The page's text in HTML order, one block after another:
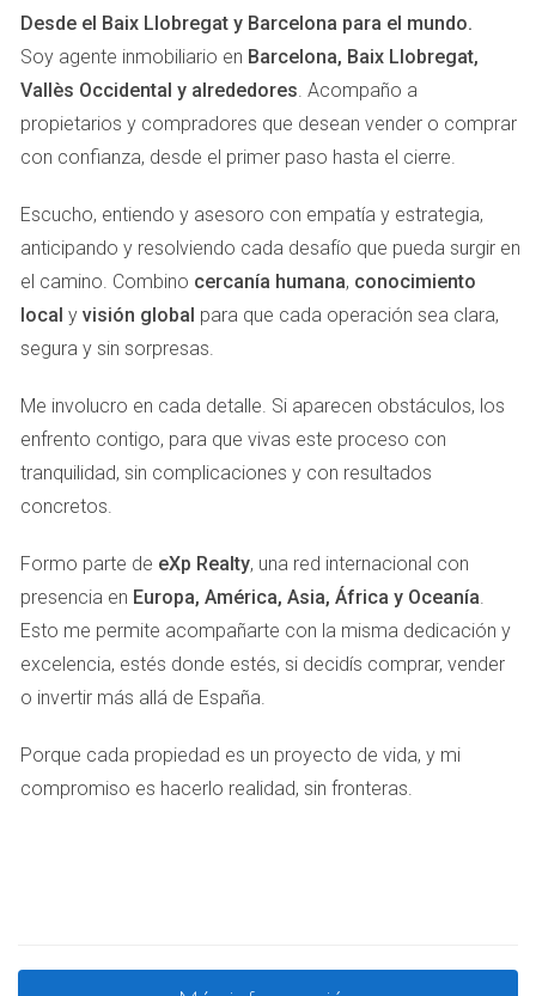
Occidental y el Bajo Llobregat de Barcelona involucra
múltiples factores, desde la ubicación y el estado del
inmueble hasta las condiciones del mercado. Comprender
cómo se valora tu hogar es esencial para tomar
decisiones informadas en el mundo inmobiliario. Si estás
conocer su valor actual, considera estos aspectos y
consulta con un profesional del sector.
Desde el Baix Llobregat y Barcelona para el mundo.
Soy agente inmobiliario en Barcelona, Baix Llobregat,
Vallès Occidental y alrededores. Acompaño a
propietarios y compradores que desean vender o comprar
con confianza, desde el primer paso hasta el cierre.
Escucho, entiendo y asesoro con empatía y estrategia,
anticipando y resolviendo cada desafío que pueda surgir en
el camino. Combino cercanía humana, conocimiento
local y visión global para que cada operación sea clara,
segura y sin sorpresas.
Me involucro en cada detalle. Si aparecen obstáculos, los
enfrento contigo, para que vivas este proceso con
tranquilidad, sin complicaciones y con resultados
concretos.
Formo parte de eXp Realty, una red internacional con
presencia en Europa, América, Asia, África y Oceanía.
Esto me permite acompañarte con la misma dedicación y
excelencia, estés donde estés, si decidís comprar, vender
o invertir más allá de España.
Porque cada propiedad es un proyecto de vida, y mi
compromiso es hacerlo realidad, sin fronteras.